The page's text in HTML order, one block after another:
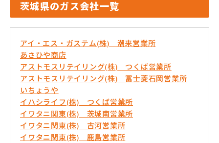
茨城県のガス会社一覧
アイ・エス・ガステム(株) 潮来営業所
あさひや商店
アストモスリテイリング(株) つくば営業所
アストモスリテイリング(株) 冨士菱石岡営業所
いちょうや
イハシライフ(株) つくば営業所
イワタニ関東(株) 茨城南営業所
イワタニ関東(株) 古河営業所
イワタニ関東(株) 鹿島営業所